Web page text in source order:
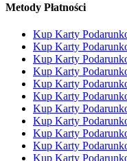
Metody Płatności
Kup Karty
Kup Karty
Kup Karty
Kup Karty
Kup Karty
Kup Karty
Kup Karty
Kup Karty
Kup Karty
Kup Karty
Kup Karty